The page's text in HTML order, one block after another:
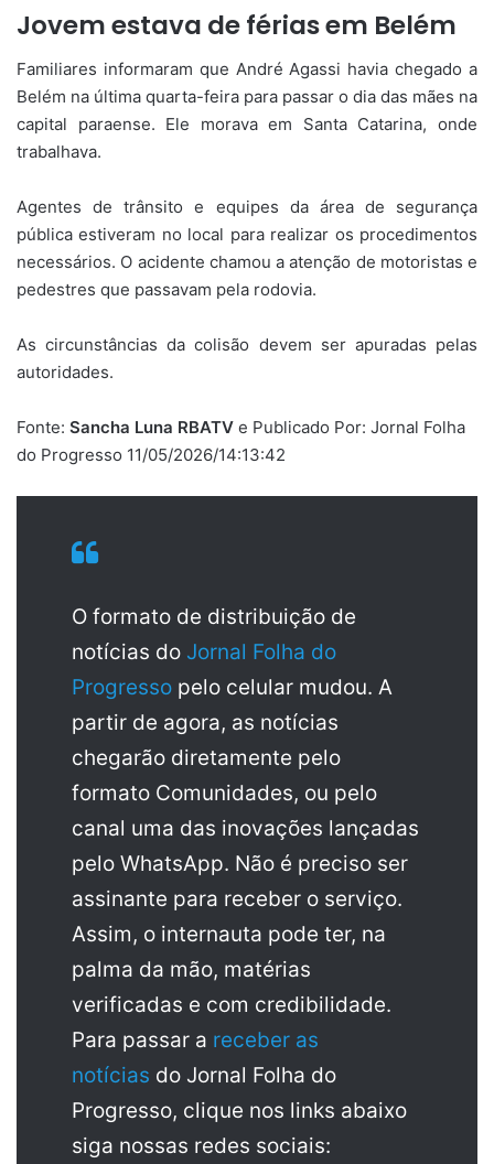
Jovem estava de férias em Belém
Familiares informaram que André Agassi havia chegado a
Belém na última quarta-feira para passar o dia das mães na
capital paraense. Ele morava em Santa Catarina, onde
trabalhava.
Agentes de trânsito e equipes da área de segurança
pública estiveram no local para realizar os procedimentos
necessários. O acidente chamou a atenção de motoristas e
pedestres que passavam pela rodovia.
As circunstâncias da colisão devem ser apuradas pelas
autoridades.
Fonte: Sancha Luna RBATV e Publicado Por: Jornal Folha
do Progresso 11/05/2026/14:13:42
O formato de distribuição de
notícias do Jornal Folha do
Progresso pelo celular mudou. A
partir de agora, as notícias
chegarão diretamente pelo
formato Comunidades, ou pelo
canal uma das inovações lançadas
pelo WhatsApp. Não é preciso ser
assinante para receber o serviço.
Assim, o internauta pode ter, na
palma da mão, matérias
verificadas e com credibilidade.
Para passar a receber as
notícias do Jornal Folha do
Progresso, clique nos links abaixo
siga nossas redes sociais: